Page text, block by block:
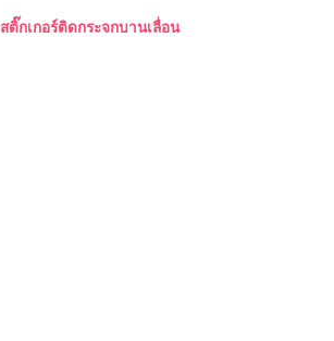
สติ๊กเกอร์ติดกระจกบานเลื่อน